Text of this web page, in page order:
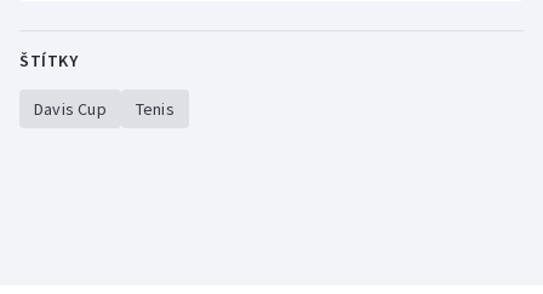
ŠTÍTKY
Davis Cup Tenis